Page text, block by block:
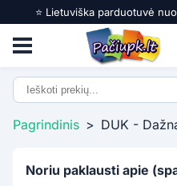
⭐️ Lietuviška parduotuvė
Pagrindinis > DUK -
Noriu paklausti apie